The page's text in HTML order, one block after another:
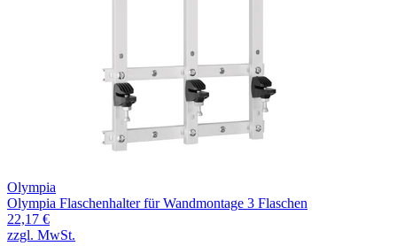
Olympia
Olympia Flaschenhalter für Wandmontage 3 Flaschen
22,17 €
zzgl. MwSt.